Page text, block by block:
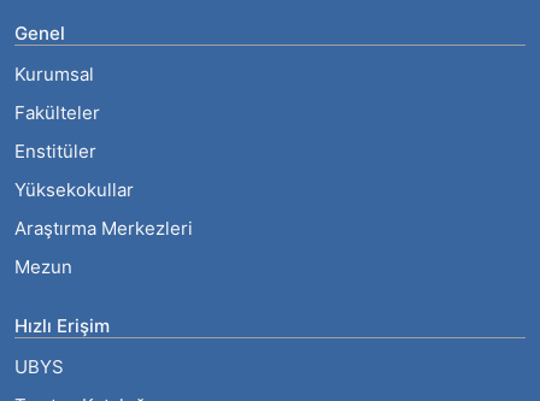
Genel
Kurumsal
Fakülteler
Enstitüler
Yüksekokullar
Araştırma Merkezleri
Mezun
Hızlı Erişim
UBYS